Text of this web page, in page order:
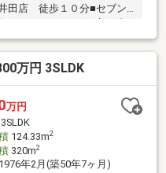
田店 徒歩１０分■セブン
分■尾張旭市立東栄小学
徒歩８分◇ひよこ不動産
築・収益物件２０年以上
ップ致します！！
万円 3SLDK
万円
3SLDK
124.33m2
320m2
1976年2月(築50年7ヶ月)